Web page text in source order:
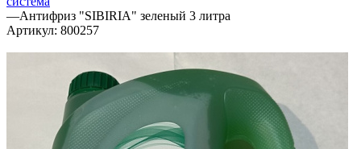
—Антифриз "SIBIRIA" зеленый 3 литра
Артикул: 800257